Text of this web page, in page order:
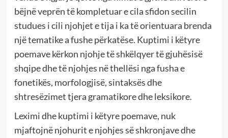
bëjnë veprën të kompletuar e cila sfidon secilin
studues i cili njohjet e tija i ka të orientuara brenda
një tematike a fushe përkatëse. Kuptimi i këtyre
poemave kërkon njohje të shkëlqyer të gjuhësisë
shqipe dhe të njohjes në thellësi nga fusha e
fonetikës, morfologjisë, sintaksës dhe
shtresëzimet tjera gramatikore dhe leksikore.
Leximi dhe kuptimi i këtyre poemave, nuk
mjaftojnë njohurit e njohjes së shkronjave dhe